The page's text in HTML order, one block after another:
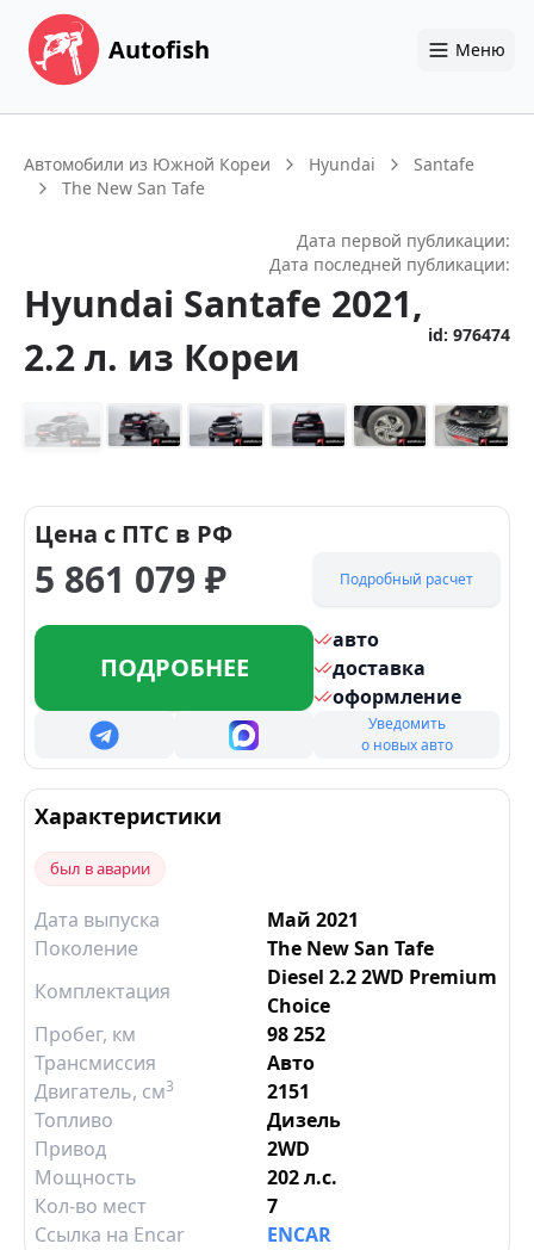
Autofish Меню
Автомобили из Южной Кореи Hyundai
Santafe
The New San Tafe
Дата первой публикации:
Дата последней публикации:
Hyundai Santafe 2021,
2.2 л. из Кореи id: 976474
Цена с ПТС в РФ
5 861 079 ₽ Подробный расчет
ПОДРОБНЕЕ
авто
доставка
оформление
Уведомить
о новых авто
Характеристики
был в аварии
Дата выпуска
Май 2021
Поколение
The New San Tafe
Комплектация
Diesel 2.2 2WD Premium
Choice
Пробег, км
98 252
Трансмиссия
Авто
Двигатель, см3
2151
Топливо
Дизель
Привод
2WD
Мощность
202 л.с.
Кол-во мест
7
Ссылка на Encar
ENCAR